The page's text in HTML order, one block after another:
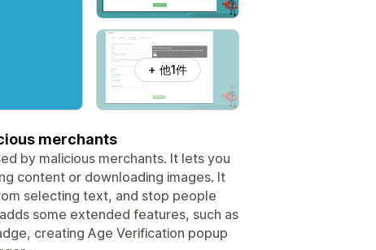
+ 他1件
merchants
by malicious merchants. It lets you
content or downloading images. It
selecting text, and stop people
some extended features, such as
creating Age Verification popup